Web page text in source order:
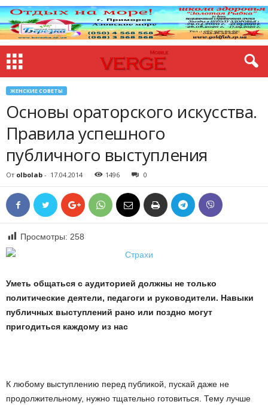
ЖЕНСКИЕ СОВЕТЫ
Основы ораторского искусства.
Правила успешного
публичного выступления
От olbolab - 17.04.2014 1496 0
Просмотры: 258
Уметь общаться с аудиторией должны не только
политические деятели, педагоги и руководители. Навыки
публичных выступлений рано или поздно могут
пригодиться каждому из нас
К любому выступлению перед публикой, пускай даже не
продолжительному, нужно тщательно готовиться. Тему лучше